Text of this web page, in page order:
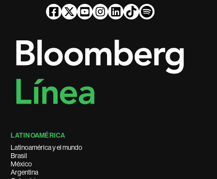
LATINOAMÉRICA
Latinoamérica y el mundo
Brasil
México
Argentina